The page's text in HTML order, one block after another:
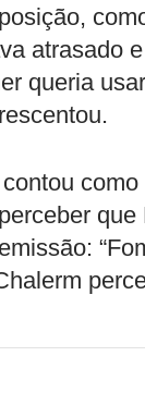
atrasado
queria